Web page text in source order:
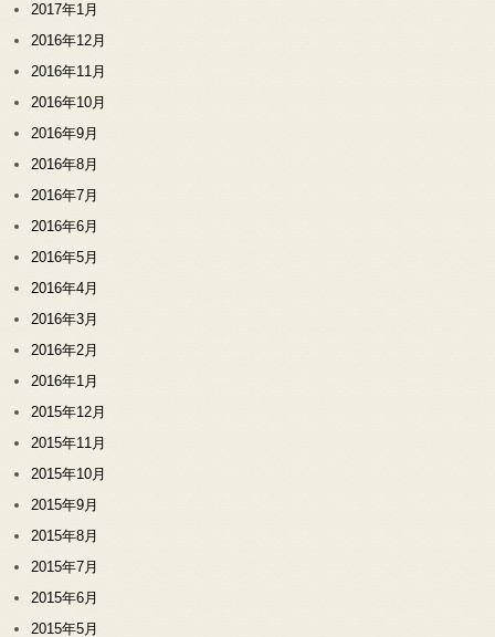
2017年1月
2016年12月
2016年11月
2016年10月
2016年9月
2016年8月
2016年7月
2016年6月
2016年5月
2016年4月
2016年3月
2016年2月
2016年1月
2015年12月
2015年11月
2015年10月
2015年9月
2015年8月
2015年7月
2015年6月
2015年5月